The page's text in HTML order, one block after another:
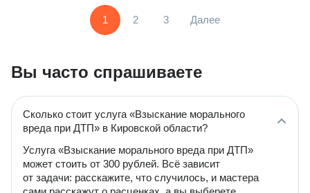
1 2 3 Далее
Вы часто спрашиваете
Сколько стоит услуга «Взыскание морального
вреда при ДТП» в Кировской области?
Услуга «Взыскание морального вреда при ДТП»
может стоить от 300 рублей. Всё зависит
от задачи: расскажите, что случилось, и мастера